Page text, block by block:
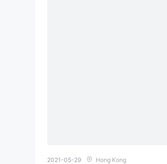
2021-05-29 Hong Kong